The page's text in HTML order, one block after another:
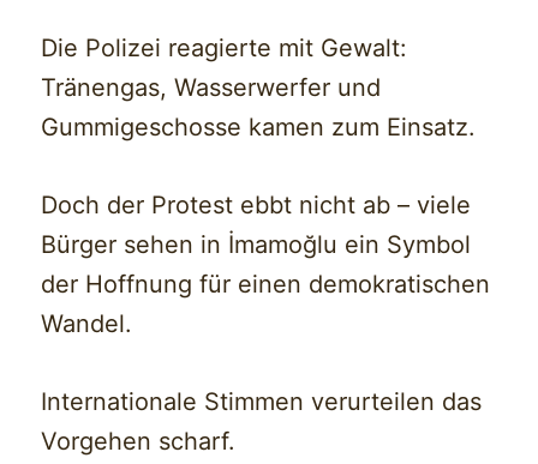
Die Polizei reagierte mit Gewalt:
Tränengas, Wasserwerfer und
Gummigeschosse kamen zum Einsatz.
Doch der Protest ebbt nicht ab – viele
Bürger sehen in İmamoğlu ein Symbol
der Hoffnung für einen demokratischen
Wandel.
Internationale Stimmen verurteilen das
Vorgehen scharf.